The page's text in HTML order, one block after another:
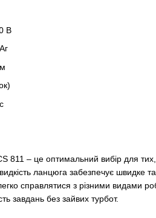
В
– це оптимальний вибір для тих,
ланцюга забезпечує швидке
справлятися з різними видами
завдань без зайвих турбот.